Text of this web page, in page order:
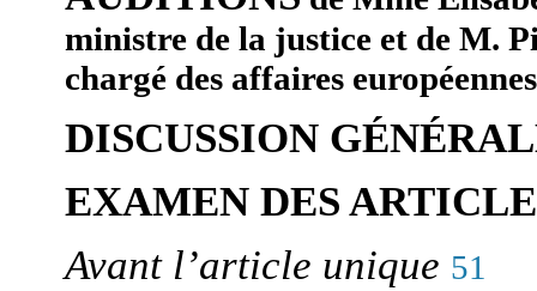
ministre de la justice et de M.
chargé des affaires européennes
DISCUSSION
EXAMEN DES
Avant l’article unique 51